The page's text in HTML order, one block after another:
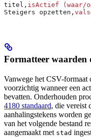
titel, isActief (waar/
Steigers opzetten,
Formatteer waarden
Vanwege het CSV-formaat
voorzichtig wanneer een
bevatten. Onderhouden
4180 standaard, die vereist
aanhalingstekens worden
van het volgende bestand
aangemaakt met stad